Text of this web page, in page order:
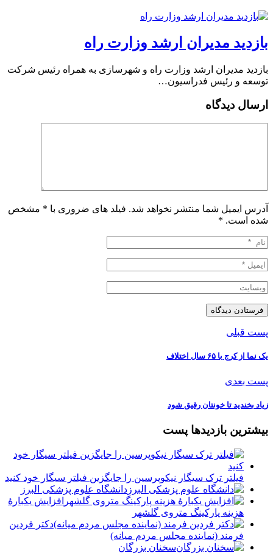
بازدید مدیران ارشد وزارت راه
بازدید مدیران ارشد وزارت راه و شهرسازی به همراه رئیس شرکت
توسعه و رئیس فدراسیون…
ارسال دیدگاه
آدرس ایمیل شما منتشر نخواهد شد. فیلد های ضروری با * مشخص
شده است. *
پست قبلی
یک نما از کرج با ۶۵ سال اختلاف
پست بعدی
زیاد بخندید تا خونتان رقیق شود
بیشترین بازدیدها پست
فیلتر ترک سیگار نیکوپرسین را جایگزین فیلتر سیگار خود کنید
دانشگاه علوم پزشکی البرز
افزایش یکبارۀ
هزینه پارکینگ متروی گلشهر
دكتر فردين
فرمند (نماينده مجلس مردم میانه)
سخنان بزرگان